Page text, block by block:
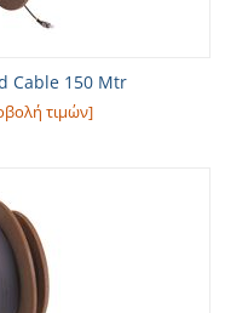
Cable 150 Mtr
τιμών]